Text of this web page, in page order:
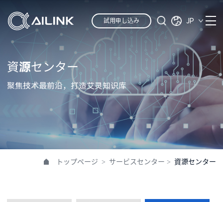
試用申し込み JP
資源センター
聚焦技术最前沿，打造艾灵知识库
トップページ > サービスセンター > 資源センター